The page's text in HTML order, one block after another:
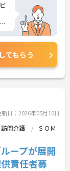
てもらう
新日：2026年05月10日
問介護
ＳＯＭ
ープが展開
責任者募